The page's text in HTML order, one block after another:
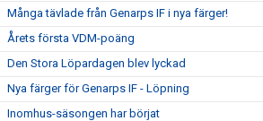
Många tävlade från Genarps IF i nya färger!
Årets första VDM-poäng
Den Stora Löpardagen blev lyckad
Nya färger för Genarps IF - Löpning
Inomhus-säsongen har börjat